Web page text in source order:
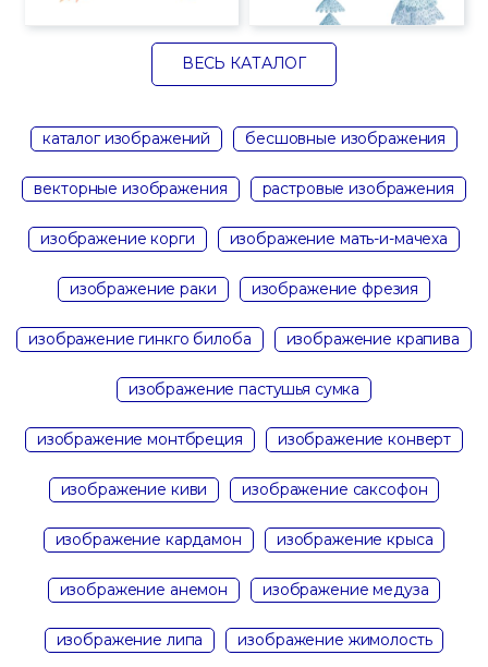
ВЕСЬ КАТАЛОГ
каталог изображений бесшовные изображения
векторные изображения растровые изображения
изображение корги изображение мать-и-мачеха
изображение раки изображение фрезия
изображение гинкго билоба изображение крапива
изображение пастушья сумка
изображение монтбреция изображение конверт
изображение киви изображение саксофон
изображение кардамон изображение крыса
изображение анемон изображение медуза
изображение липа изображение жимолость